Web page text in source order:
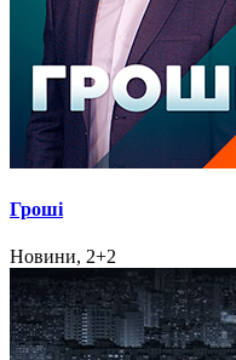
Гроші
Новини, 2+2